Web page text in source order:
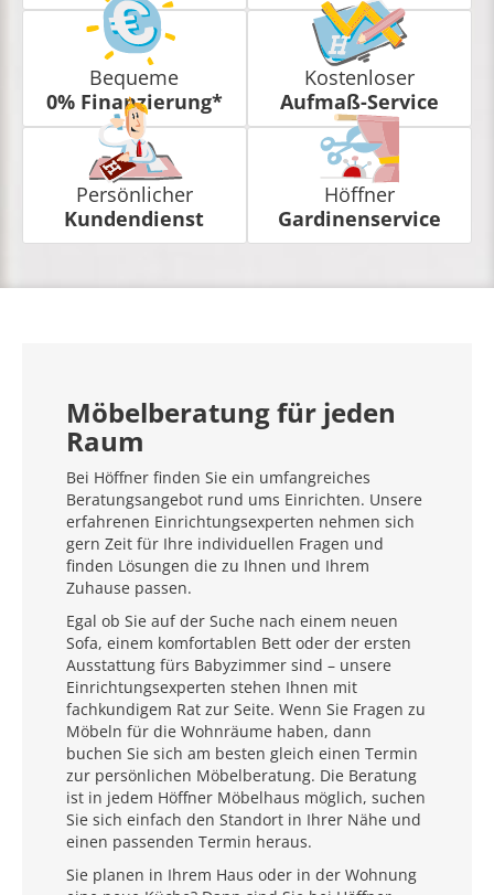
Bequeme
0% Finanzierung*
Kostenloser
Aufmaß-Service
Persönlicher
Kundendienst
Höffner
Gardinenservice
Möbelberatung für jeden
Raum
Bei Höffner finden Sie ein umfangreiches
Beratungsangebot rund ums Einrichten. Unsere
erfahrenen Einrichtungsexperten nehmen sich
gern Zeit für Ihre individuellen Fragen und
finden Lösungen die zu Ihnen und Ihrem
Zuhause passen.
Egal ob Sie auf der Suche nach einem neuen
Sofa, einem komfortablen Bett oder der ersten
Ausstattung fürs Babyzimmer sind – unsere
Einrichtungsexperten stehen Ihnen mit
fachkundigem Rat zur Seite. Wenn Sie Fragen zu
Möbeln für die Wohnräume haben, dann
buchen Sie sich am besten gleich einen Termin
zur persönlichen Möbelberatung. Die Beratung
ist in jedem Höffner Möbelhaus möglich, suchen
Sie sich einfach den Standort in Ihrer Nähe und
einen passenden Termin heraus.
Sie planen in Ihrem Haus oder in der Wohnung